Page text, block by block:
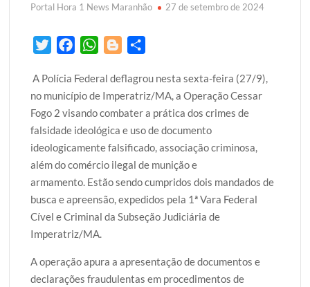
Portal Hora 1 News Maranhão 27 de setembro de 2024
i
t
t
e
r
c
e
b
o
o
k
W
a
t
s
A
p
p
o
g
g
e
r
a
r
e
A Polícia Federal deflagrou nesta sexta-feira (27/9),
no município de Imperatriz/MA, a Operação Cessar
Fogo 2 visando combater a prática dos crimes de
falsidade ideológica e uso de documento
ideologicamente falsificado, associação criminosa,
além do comércio ilegal de munição e
armamento. Estão sendo cumpridos dois mandados de
busca e apreensão, expedidos pela 1ª Vara Federal
Cível e Criminal da Subseção Judiciária de
Imperatriz/MA.
A operação apura a apresentação de documentos e
declarações fraudulentas em procedimentos de